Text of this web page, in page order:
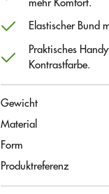
mehr Komfort.
Elastischer Bund
Praktisches
Kontrastfarbe.
Gewicht
Material
Form
Produktreferenz